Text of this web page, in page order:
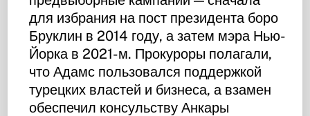
для избрания на пост президента боро
Бруклин в 2014 году, а затем мэра Нью-
Йорка в 2021-м. Прокуроры полагали,
что Адамс пользовался поддержкой
турецких властей и бизнеса, а взамен
обеспечил консульству Анкары